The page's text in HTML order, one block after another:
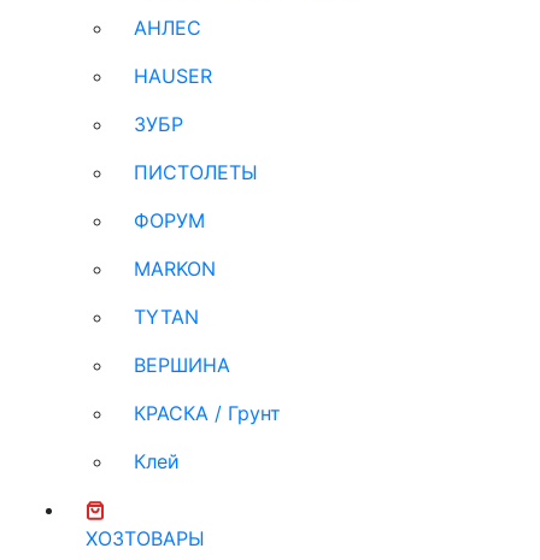
АНЛЕС
HAUSER
ЗУБР
ПИСТОЛЕТЫ
ФОРУМ
MARKON
TYTAN
ВЕРШИНА
КРАСКА / Грунт
Клей
ХОЗТОВАРЫ